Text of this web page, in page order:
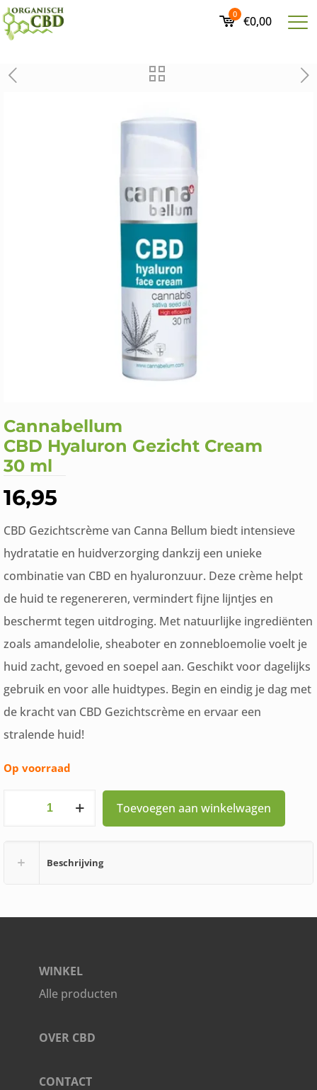
0 €0,00
Cannabellum
CBD Hyaluron Gezicht Cream
30 ml
16,95
CBD Gezichtscrème van Canna Bellum biedt intensieve
hydratatie en huidverzorging dankzij een unieke
combinatie van CBD en hyaluronzuur. Deze crème helpt
de huid te regenereren, vermindert fijne lijntjes en
beschermt tegen uitdroging. Met natuurlijke ingrediënten
zoals amandelolie, sheaboter en zonnebloemolie voelt je
huid zacht, gevoed en soepel aan. Geschikt voor dagelijks
gebruik en voor alle huidtypes. Begin en eindig je dag met
de kracht van CBD Gezichtscrème en ervaar een
stralende huid!
Op voorraad
Cannabellum
Hyaluron
Gezicht
30
Toevoegen aan winkelwagen
Beschrijving
WINKEL
Alle producten
OVER CBD
CONTACT